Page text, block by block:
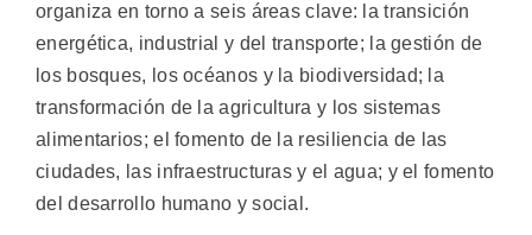
organiza en torno a seis áreas clave: la transición
energética, industrial y del transporte; la gestión de
los bosques, los océanos y la biodiversidad; la
transformación de la agricultura y los sistemas
alimentarios; el fomento de la resiliencia de las
ciudades, las infraestructuras y el agua; y el fomento
del desarrollo humano y social.